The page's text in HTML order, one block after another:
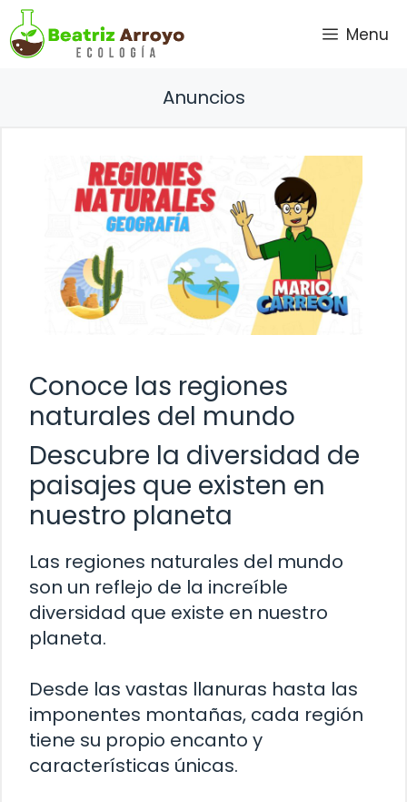
Saltar
al
contenido
Menu
Anuncios
Conoce las regiones
naturales del mundo
Descubre la diversidad de
paisajes que existen en
nuestro planeta
Las regiones naturales del mundo
son un reflejo de la increíble
diversidad que existe en nuestro
planeta.
Desde las vastas llanuras hasta las
imponentes montañas, cada región
tiene su propio encanto y
características únicas.